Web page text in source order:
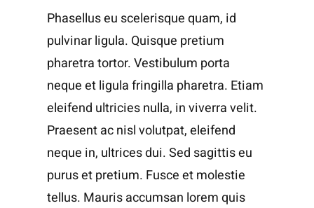
Phasellus eu scelerisque quam, id
pulvinar ligula. Quisque pretium
pharetra tortor. Vestibulum porta
neque et ligula fringilla pharetra. Etiam
eleifend ultricies nulla, in viverra velit.
Praesent ac nisl volutpat, eleifend
neque in, ultrices dui. Sed sagittis eu
purus et pretium. Fusce et molestie
tellus. Mauris accumsan lorem quis